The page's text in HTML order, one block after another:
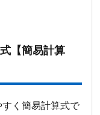
【簡易計算
く簡易計算式で